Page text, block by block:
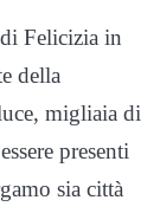
Felicizia in
della
migliaia di
presenti
sia città